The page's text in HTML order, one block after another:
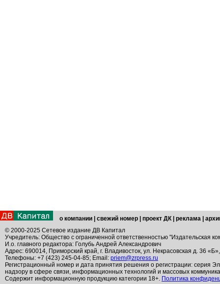
о компании свежий номер проект ДК реклама
© 2000-2025 Сетевое издание ДВ Капитал
Учредитель: Общество с ограниченной ответственностью "Издательская
И.о. главного редактора: Голубь Андрей Александрович
Адрес: 690014, Приморский край, г. Владивосток, ул. Некрасовская д. 36
Телефоны: +7 (423) 245-04-85; Email: priem@zrpress.ru
Регистрационный номер и дата принятия решения о регистрации: серия
надзору в сфере связи, информационных технологий и массовых
Содержит информационную продукцию категории 18+. Политика